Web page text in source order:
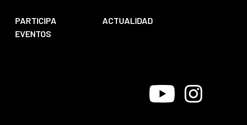
PARTICIPA
ACTUALIDAD
EVENTOS
Youtube Instagram